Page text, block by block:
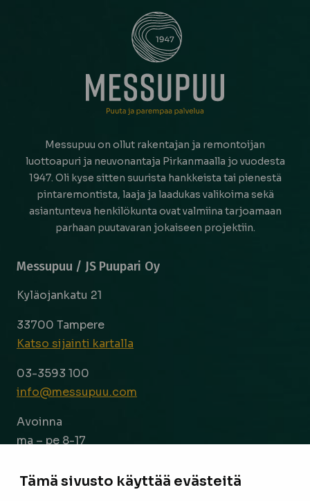
Tämä sivusto käyttää evästeitä
Messupuu on ollut rakentajan ja remontoijan
luottoapuri ja neuvonantaja Pirkanmaalla jo vuodesta
1947. Oli kyse sitten suurista hankkeista tai pienestä
pintaremontista, laaja ja laadukas valikoima sekä
asiantunteva henkilökunta ovat valmiina tarjoamaan
parhaan puutavaran jokaiseen projektiin.
Messupuu / JS Puupari Oy
Kyläojankatu 21
33700 Tampere
Katso sijainti kartalla
03-3593 100
info@messupuu.com
Avoinna
ma – pe 8-17